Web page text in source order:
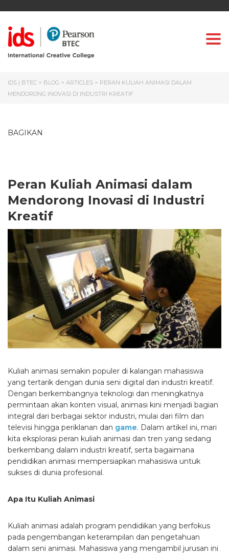
IDS | BTEC > BLOG > ARTICLES > PERAN KULIAH ANIMASI DALAM
MENDORONG INOVASI DI INDUSTRI KREATIF
BAGIKAN
Peran Kuliah Animasi dalam
Mendorong Inovasi di Industri
Kreatif
Kuliah animasi semakin populer di kalangan mahasiswa
yang tertarik dengan dunia seni digital dan industri kreatif.
Dengan berkembangnya teknologi dan meningkatnya
permintaan akan konten visual, animasi kini menjadi bagian
integral dari berbagai sektor industri, mulai dari film dan
televisi hingga periklanan dan game. Dalam artikel ini, mari
kita eksplorasi peran kuliah animasi dan tren yang sedang
berkembang dalam industri kreatif, serta bagaimana
pendidikan animasi mempersiapkan mahasiswa untuk
sukses di dunia profesional.
Apa Itu Kuliah Animasi
Kuliah animasi adalah program pendidikan yang berfokus
pada pengembangan keterampilan dan pengetahuan
dalam seni animasi. Mahasiswa yang mengambil jurusan ini